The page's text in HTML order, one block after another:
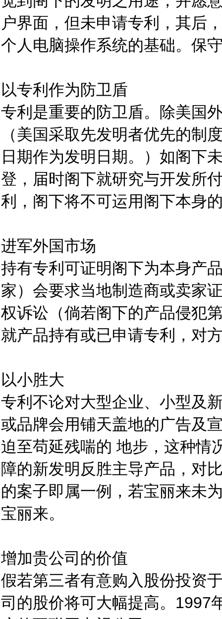
户界面，但未申请专利，其后
个人电脑操作系统的基础。保
以专利作为防卫盾
专利是重要的防卫盾。除美国
（美国采取先发明者优先的制
日期作为发明日期。）如阁下
登，届时阁下就研究与开发所
利，阁下将不可运用阁下本身
进军外国市场
持有专利可证明阁下为本身产
家）会要求当地制造商或卖家
权诉讼（倘若阁下的产品侵犯
就产品持有或已申请专利，对
以小胜大
专利不论对大型企业、小型及
或品牌会用铺天盖地的广告及
迫至苟延残喘的 地步，这种情
障的新发明反胜主导产品，对
的案子即属一例，若宝丽来未
宝丽来。
增加贵公司的价值
假若第三者有意购入股份投资
司的股价将可大幅提高。1997